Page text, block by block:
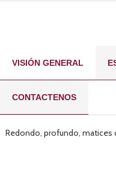
VISIÓN GENERAL
CONTACTENOS
Redondo, profundo, matices